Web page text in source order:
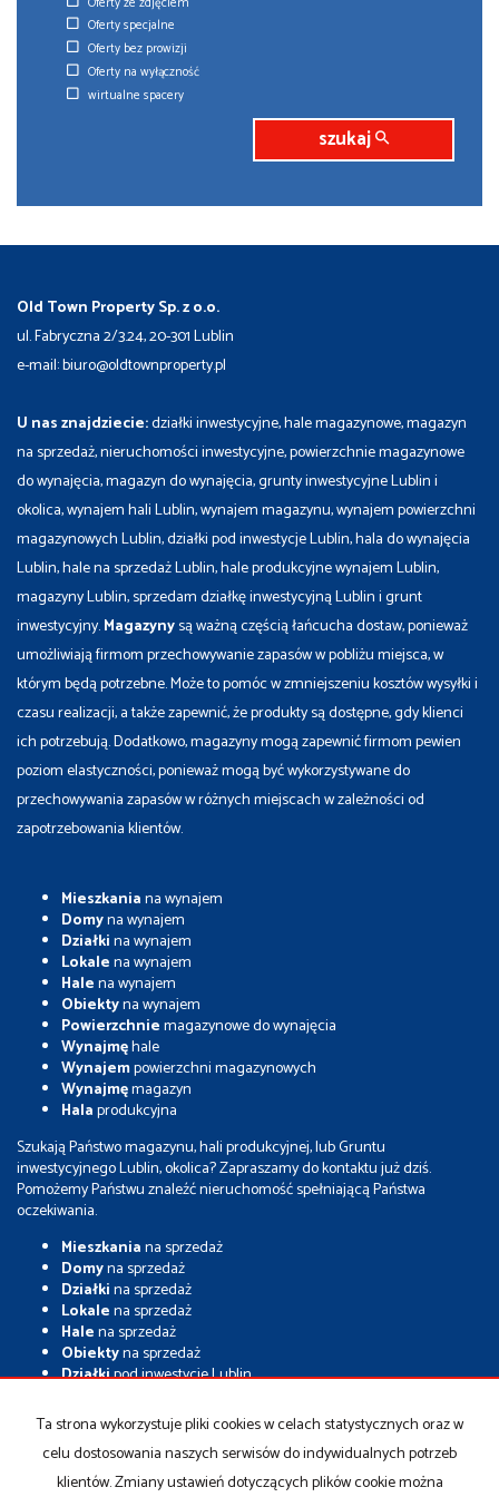
Oferty specjalne
Oferty bez prowizji
Oferty na wyłączność
wirtualne spacery
szukaj
Old Town Property Sp. z o.o.
ul. Fabryczna 2/3.24, 20-301 Lublin
e-mail: biuro@oldtownproperty.pl
U nas znajdziecie:działki inwestycyjne, hale magazynowe, magazyn
na sprzedaż, nieruchomości inwestycyjne, powierzchnie magazynowe
do wynajęcia, magazyn do wynajęcia, grunty inwestycyjne Lublin i
okolica, wynajem hali Lublin, wynajem magazynu, wynajem powierzchni
magazynowych Lublin, działki pod inwestycje Lublin, hala do wynajęcia
Lublin, hale na sprzedaż Lublin, hale produkcyjne wynajem Lublin,
magazyny Lublin, sprzedam działkę inwestycyjną Lublin i grunt
inwestycyjny.Magazynysą ważną częścią łańcucha dostaw, ponieważ
umożliwiają firmom przechowywanie zapasów w pobliżu miejsca, w
którym będą potrzebne. Może to pomóc w zmniejszeniu kosztów wysyłki i
czasu realizacji, a także zapewnić, że produkty są dostępne, gdy klienci
ich potrzebują. Dodatkowo, magazyny mogą zapewnić firmom pewien
poziom elastyczności, ponieważ mogą być wykorzystywane do
przechowywania zapasów w różnych miejscach w zależności od
zapotrzebowania klientów.
Mieszkaniana wynajem
Domyna wynajem
Działkina wynajem
Lokalena wynajem
Halena wynajem
Obiektyna wynajem
Powierzchniemagazynowe do wynajęcia
Wynajmęhale
Wynajempowierzchni magazynowych
Wynajmęmagazyn
Halaprodukcyjna
Szukają Państwo magazynu, hali produkcyjnej, lub Gruntu
inwestycyjnego Lublin, okolica? Zapraszamy do kontaktu już dziś.
Pomożemy Państwu znaleźć nieruchomość spełniającą Państwa
oczekiwania.
Mieszkaniana sprzedaż
Domyna sprzedaż
Działkina sprzedaż
Lokalena sprzedaż
Halena sprzedaż
Obiektyna sprzedaż
Działkipod inwestycje Lublin
Nieruchomościinwestycyjne Lublin
Magazyny
na sprzedaż
Halena sprzedaż
Halemagazynowe
Ta strona wykorzystuje pliki cookies w celach statystycznych oraz w
celu dostosowania naszych serwisów do indywidualnych potrzeb
klientów. Zmiany ustawień dotyczących plików cookie można